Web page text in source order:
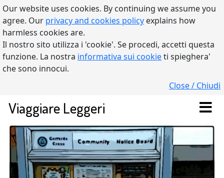
Our website uses cookies. By continuing we assume you
agree. Our privacy and cookies policy explains how
harmless cookies are.
Il nostro sito utilizza i 'cookie'. Se procedi, accetti questa
funzione. La nostra informativa sui cookieti spieghera'
che sono innocui.
Close / Chiudi
Viaggiare Leggeri